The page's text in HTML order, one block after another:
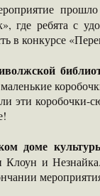
где ребята с
в конкурсе
эти коробочки-
доме
и